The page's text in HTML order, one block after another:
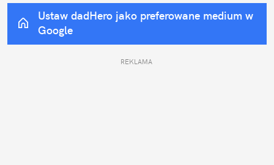
Ustaw dadHero jako preferowane medium w
Google
REKLAMA